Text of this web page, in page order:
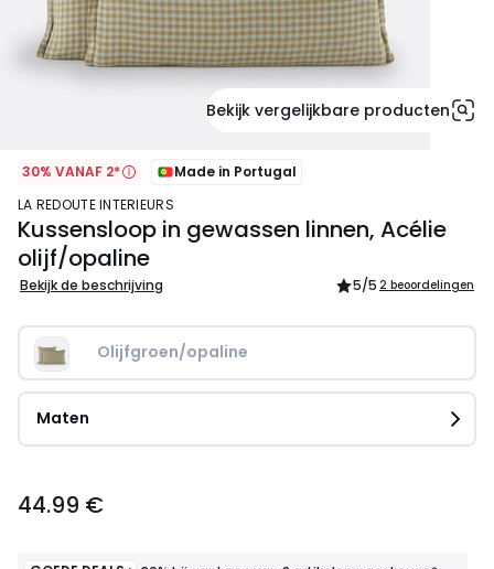
Bekijk vergelijkbare producten
30% VANAF 2*
Made in Portugal
LA REDOUTE INTERIEURS
Kussensloop in gewassen linnen, Acélie
olijf/opaline
Bekijk de beschrijving 5/5 2 beoordelingen
Olijfgroen/opaline
Maten
€.
44.99 €